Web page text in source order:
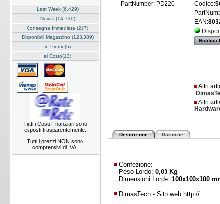
Last Week (6.429)
Novità (14.730)
Consegna Immediata (217)
Disponibili Magazzino (123.389)
in Promo(5)
al Costo(13)
Tutti i Costi Finanziari sono
esposti trasparentemente.
Tutti i prezzi NON sono
comprensivi di IVA.
PartNumber: PD220
Codice:
EAN:
Notifica
Altri
Altri
Descrizione Garanzie
Confezione:
Peso Lordo: 0,03 Kg
Dimensioni Lorde: 100x100x100
DimasTech - Sito web: http://